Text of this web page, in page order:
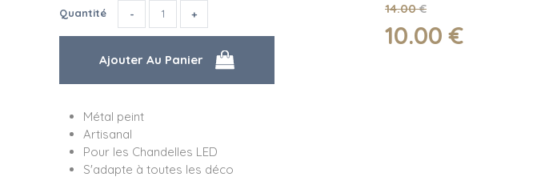
14.00 €
10.00 €
Quantité
Métal peint
Artisanal
Pour les Chandelles LED
S'adapte à toutes les déco